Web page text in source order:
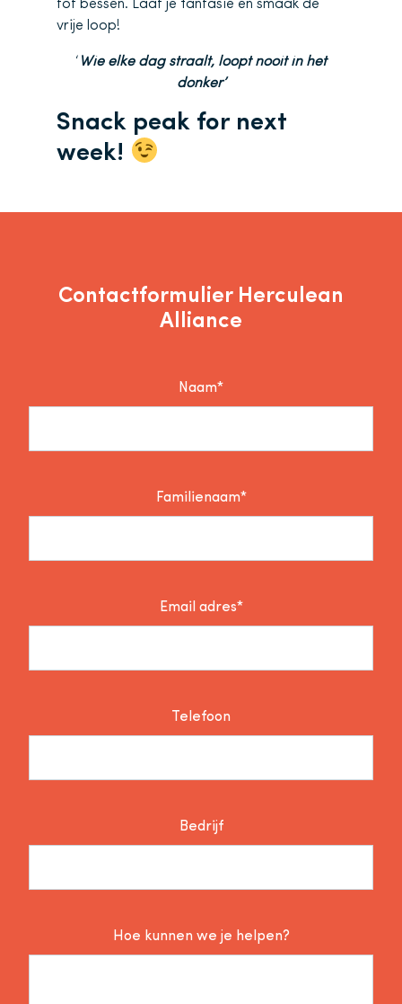
tot bessen. Laat je fantasie en smaak de
vrije loop!
‘ Wie elke dag straalt, loopt nooit in het
donker’
Snack peak for next
week!
Contactformulier Herculean
Alliance
Naam*
Familienaam*
Email adres*
Telefoon
Bedrijf
Hoe kunnen we je helpen?